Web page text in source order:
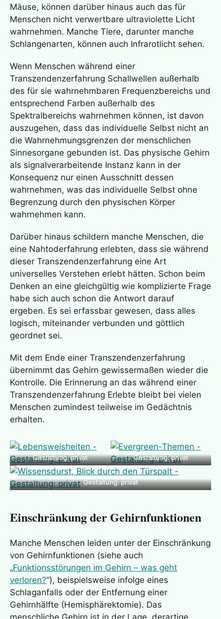
Mäuse, können darüber hinaus auch das für
Menschen nicht verwertbare ultraviolette Licht
wahrnehmen. Manche Tiere, darunter manche
Schlangenarten, können auch Infrarotlicht sehen.
Wenn Menschen während einer
Transzendenzerfahrung Schallwellen außerhalb
des für sie wahrnehmbaren Frequenzbereichs und
entsprechend Farben außerhalb des
Spektralbereichs wahrnehmen können, ist davon
auszugehen, dass das individuelle Selbst nicht an
die Wahrnehmungsgrenzen der menschlichen
Sinnesorgane gebunden ist. Das physische Gehirn
als signalverarbeitende Instanz kann in der
Konsequenz nur einen Ausschnitt dessen
wahrnehmen, was das individuelle Selbst ohne
Begrenzung durch den physischen Körper
wahrnehmen kann.
Darüber hinaus schildern manche Menschen, die
eine Nahtoderfahrung erlebten, dass sie während
dieser Transzendenzerfahrung eine Art
universelles Verstehen erlebt hätten. Schon beim
Denken an eine gleichgültig wie komplizierte Frage
habe sich auch schon die Antwort darauf
ergeben. Es sei erfassbar gewesen, dass alles
logisch, miteinander verbunden und göttlich
geordnet sei.
Mit dem Ende einer Transzendenzerfahrung
übernimmt das Gehirn gewissermaßen wieder die
Kontrolle. Die Erinnerung an das während einer
Transzendenzerfahrung Erlebte bleibt bei vielen
Menschen zumindest teilweise im Gedächtnis
erhalten.
Gestaltung: privat Gestaltung: privat
Gestaltung: privat
Einschränkung der Gehirnfunktionen
Manche Menschen leiden unter der Einschränkung
von Gehirnfunktionen (siehe auch
„Funktionsstörungen im Gehirn – was geht
verloren?“), beispielsweise infolge eines
Schlaganfalls oder der Entfernung einer
Gehirnhälfte (Hemisphärektomie). Das
menschliche Gehirn ist in der Lage, derartige